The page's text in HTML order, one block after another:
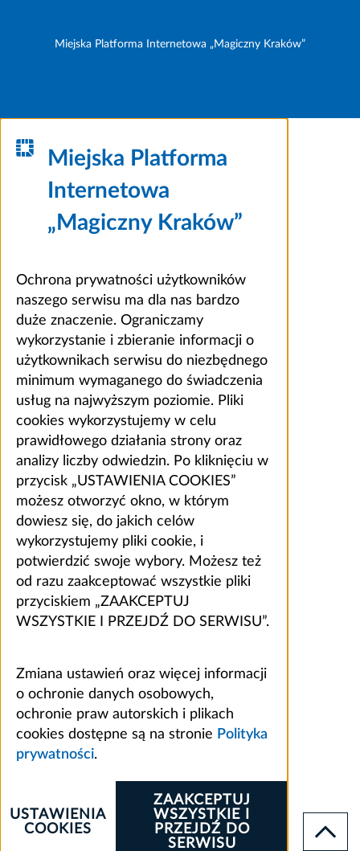
Miejska Platforma Internetowa „Magiczny Kraków”
Miejska Platforma
Internetowa
„Magiczny Kraków”
Ochrona prywatności użytkowników
naszego serwisu ma dla nas bardzo
duże znaczenie. Ograniczamy
wykorzystanie i zbieranie informacji o
użytkownikach serwisu do niezbędnego
minimum wymaganego do świadczenia
usług na najwyższym poziomie. Pliki
cookies wykorzystujemy w celu
prawidłowego działania strony oraz
analizy liczby odwiedzin. Po kliknięciu w
przycisk „USTAWIENIA COOKIES”
możesz otworzyć okno, w którym
dowiesz się, do jakich celów
wykorzystujemy pliki cookie, i
potwierdzić swoje wybory. Możesz też
od razu zaakceptować wszystkie pliki
przyciskiem „ZAAKCEPTUJ
WSZYSTKIE I PRZEJDŹ DO SERWISU”.
Zmiana ustawień oraz więcej informacji
o ochronie danych osobowych,
ochronie praw autorskich i plikach
cookies dostępne są na stronie Polityka
prywatności.
ZAAKCEPTUJ
WSZYSTKIE I
PRZEJDŹ DO
SERWISU
USTAWIENIA
COOKIES